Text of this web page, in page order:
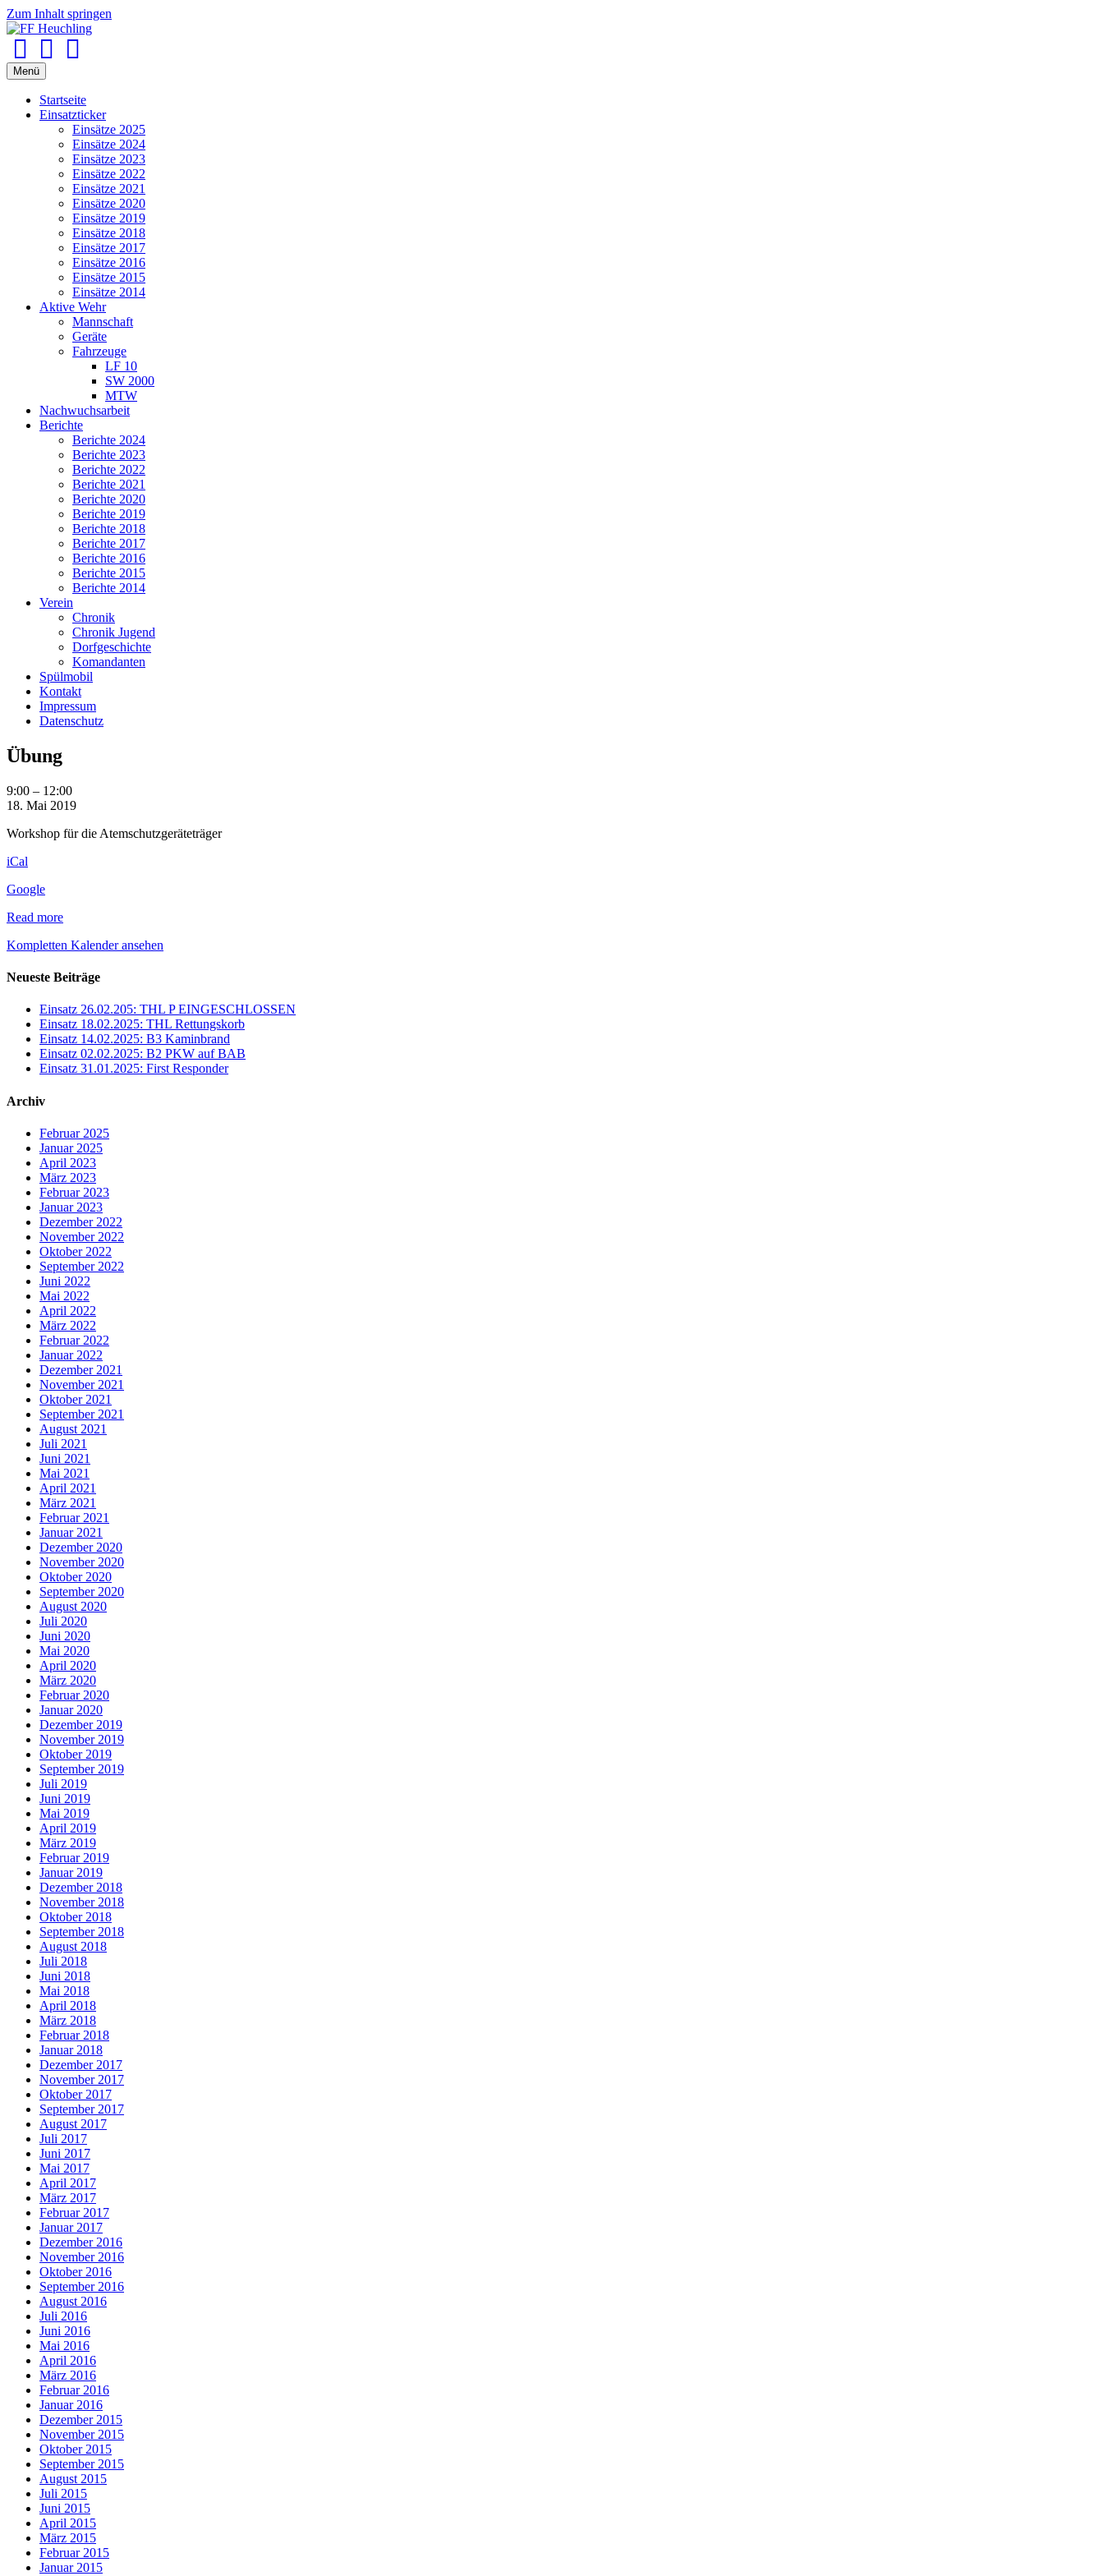
Zum Inhalt springen
Menü
Startseite
Einsatzticker
Einsätze 2025
Einsätze 2024
Einsätze 2023
Einsätze 2022
Einsätze 2021
Einsätze 2020
Einsätze 2019
Einsätze 2018
Einsätze 2017
Einsätze 2016
Einsätze 2015
Einsätze 2014
Aktive Wehr
Mannschaft
Geräte
Fahrzeuge
LF 10
SW 2000
MTW
Nachwuchsarbeit
Berichte
Berichte 2024
Berichte 2023
Berichte 2022
Berichte 2021
Berichte 2020
Berichte 2019
Berichte 2018
Berichte 2017
Berichte 2016
Berichte 2015
Berichte 2014
Verein
Chronik
Chronik Jugend
Dorfgeschichte
Komandanten
Spülmobil
Kontakt
Impressum
Datenschutz
Übung
Übung
9:00 – 12:00
18. Mai 2019
Workshop für die Atemschutzgeräteträger
iCal
Google
Read more
Kompletten Kalender ansehen
Neueste Beiträge
Einsatz 26.02.205: THL P EINGESCHLOSSEN
Einsatz 18.02.2025: THL Rettungskorb
Einsatz 14.02.2025: B3 Kaminbrand
Einsatz 02.02.2025: B2 PKW auf BAB
Einsatz 31.01.2025: First Responder
Archiv
Februar 2025
Januar 2025
April 2023
März 2023
Februar 2023
Januar 2023
Dezember 2022
November 2022
Oktober 2022
September 2022
Juni 2022
Mai 2022
April 2022
März 2022
Februar 2022
Januar 2022
Dezember 2021
November 2021
Oktober 2021
September 2021
August 2021
Juli 2021
Juni 2021
Mai 2021
April 2021
März 2021
Februar 2021
Januar 2021
Dezember 2020
November 2020
Oktober 2020
September 2020
August 2020
Juli 2020
Juni 2020
Mai 2020
April 2020
März 2020
Februar 2020
Januar 2020
Dezember 2019
November 2019
Oktober 2019
September 2019
Juli 2019
Juni 2019
Mai 2019
April 2019
März 2019
Februar 2019
Januar 2019
Dezember 2018
November 2018
Oktober 2018
September 2018
August 2018
Juli 2018
Juni 2018
Mai 2018
April 2018
März 2018
Februar 2018
Januar 2018
Dezember 2017
November 2017
Oktober 2017
September 2017
August 2017
Juli 2017
Juni 2017
Mai 2017
April 2017
März 2017
Februar 2017
Januar 2017
Dezember 2016
November 2016
Oktober 2016
September 2016
August 2016
Juli 2016
Juni 2016
Mai 2016
April 2016
März 2016
Februar 2016
Januar 2016
Dezember 2015
November 2015
Oktober 2015
September 2015
August 2015
Juli 2015
Juni 2015
April 2015
März 2015
Februar 2015
Januar 2015